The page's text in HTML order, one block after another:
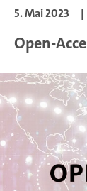
5. Mai 2023 |
Open-